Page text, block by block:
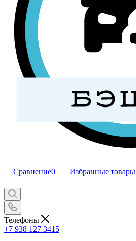
Сравнение0 Избранные товары
Телефоны
+7 938 127 3415